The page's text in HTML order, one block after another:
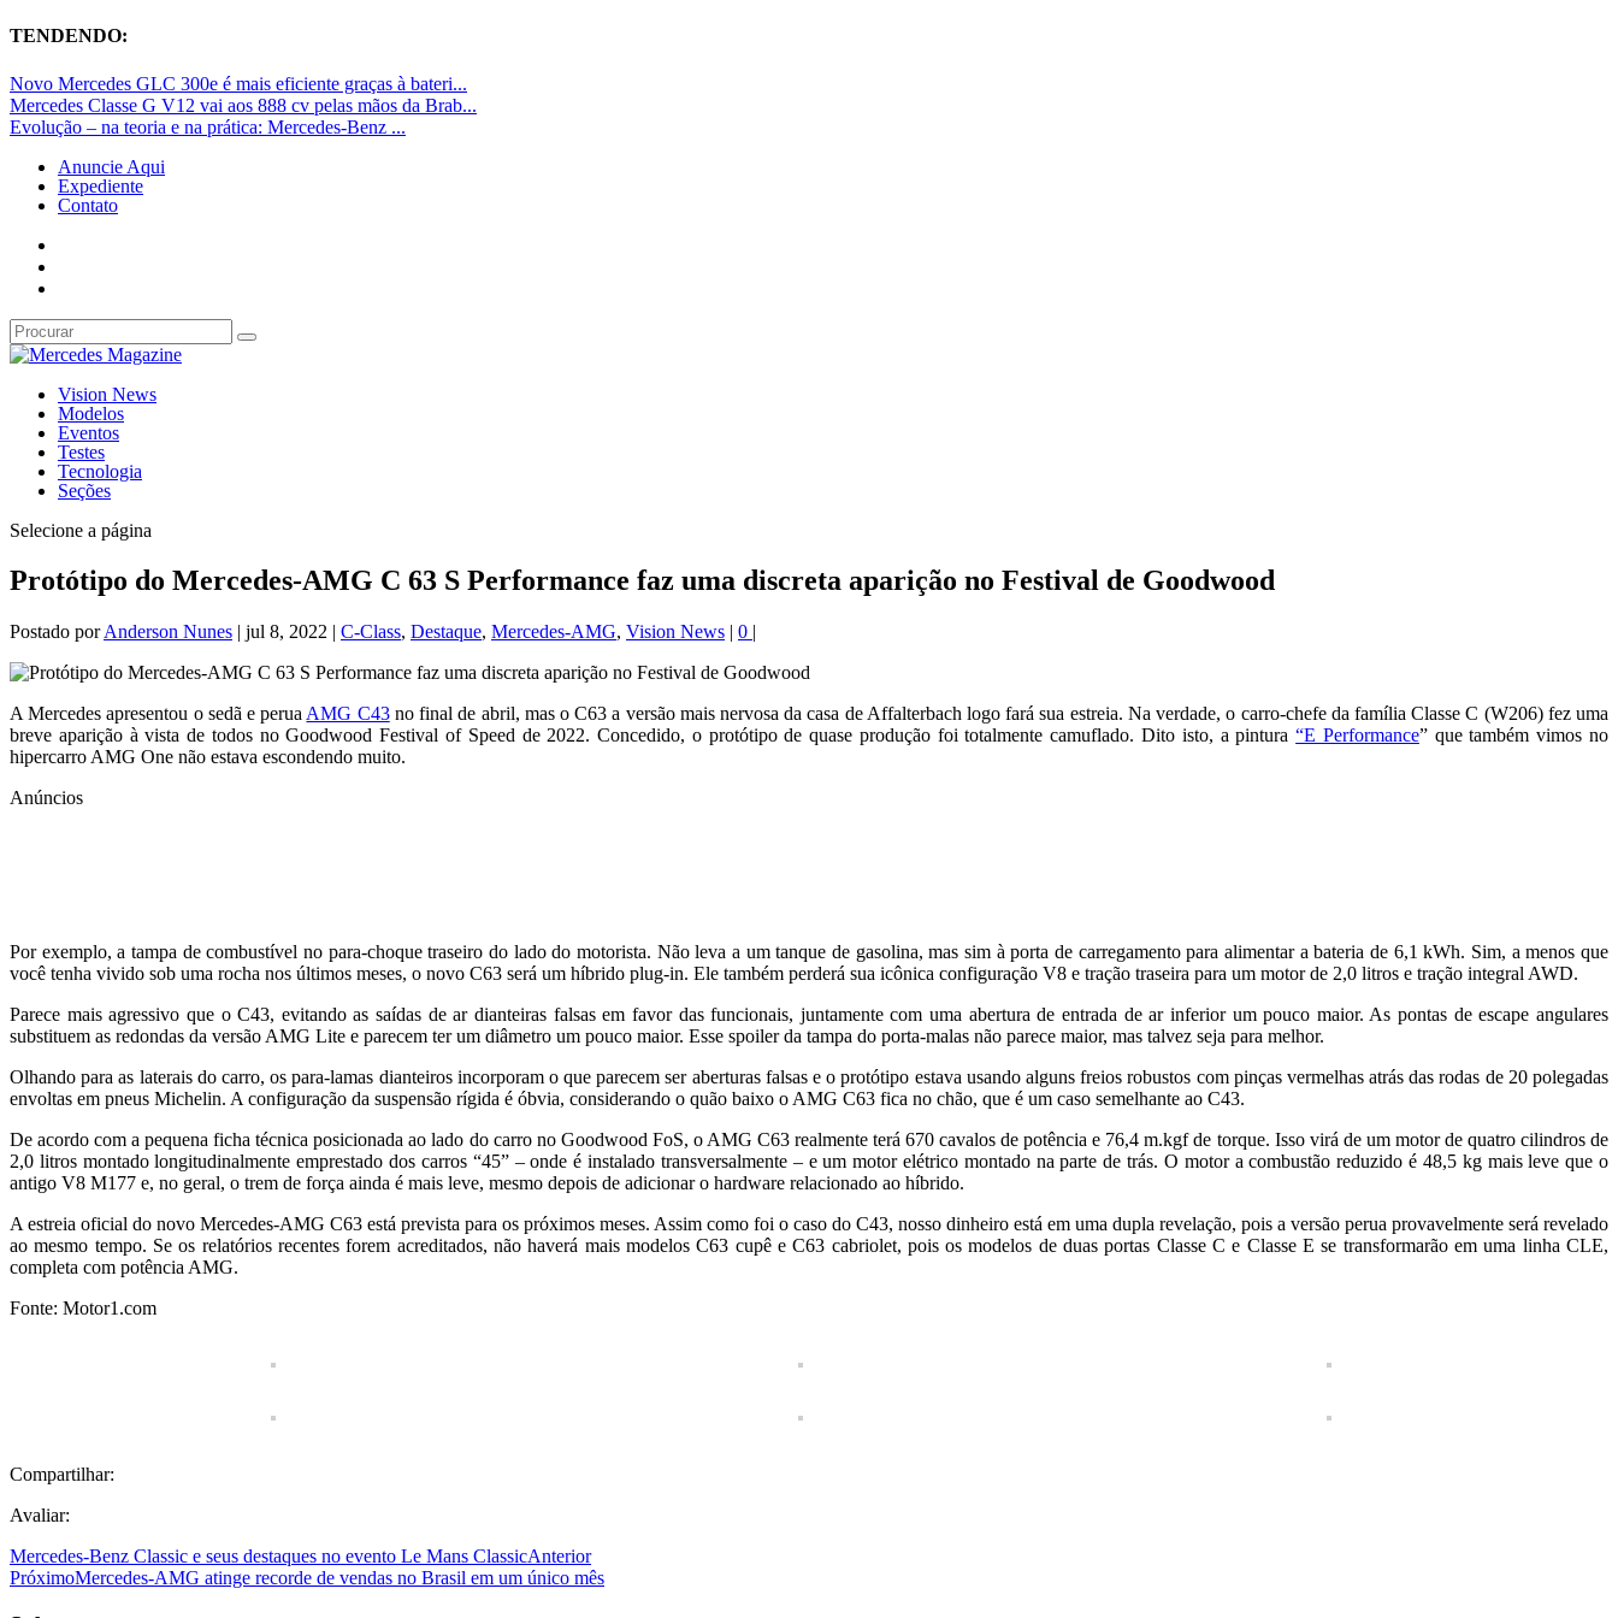
TENDENDO:
Novo Mercedes GLC 300e é mais eficiente graças à bateri...
Mercedes Classe G V12 vai aos 888 cv pelas mãos da Brab...
Evolução – na teoria e na prática: Mercedes-Benz ...
Anuncie Aqui
Expediente
Contato
Vision News
Modelos
Eventos
Testes
Tecnologia
Seções
Selecione a página
Protótipo do Mercedes-AMG C 63 S Performance faz uma discreta aparição no Festival de Goodwood
Postado porAnderson Nunes | jul 8, 2022 | C-Class, Destaque, Mercedes-AMG, Vision News | 0 |
A Mercedes apresentou o sedã e perua AMG C43no final de abril, mas o C63 a versão mais nervosa da casa de Affalterbach logo fará sua estreia. Na verdade, o carro-chefe da família Classe C (W206) fez uma
breve aparição à vista de todos no Goodwood Festival of Speed ​​de 2022. Concedido, o protótipo de quase produção foi totalmente camuflado. Dito isto, a pintura“E Performance” que também vimos no
hipercarro AMG One não estava escondendo muito.
Anúncios
Por exemplo, a tampa de combustível no para-choque traseiro do lado do motorista. Não leva a um tanque de gasolina, mas sim à porta de carregamento para alimentar a bateria de 6,1 kWh. Sim, a menos que
você tenha vivido sob uma rocha nos últimos meses, o novo C63 será um híbrido plug-in. Ele também perderá sua icônica configuração V8 e tração traseira para um motor de 2,0 litros e tração integral AWD.
Parece mais agressivo que o C43, evitando as saídas de ar dianteiras falsas em favor das funcionais, juntamente com uma abertura de entrada de ar inferior um pouco maior. As pontas de escape angulares
substituem as redondas da versão AMG Lite e parecem ter um diâmetro um pouco maior. Esse spoiler da tampa do porta-malas não parece maior, mas talvez seja para melhor.
Olhando para as laterais do carro, os para-lamas dianteiros incorporam o que parecem ser aberturas falsas e o protótipo estava usando alguns freios robustos com pinças vermelhas atrás das rodas de 20 polegadas
envoltas em pneus Michelin. A configuração da suspensão rígida é óbvia, considerando o quão baixo o AMG C63 fica no chão, que é um caso semelhante ao C43.
De acordo com a pequena ficha técnica posicionada ao lado do carro no Goodwood FoS, o AMG C63 realmente terá 670 cavalos de potência e 76,4 m.kgf de torque. Isso virá de um motor de quatro cilindros de
2,0 litros montado longitudinalmente emprestado dos carros “45” – onde é instalado transversalmente – e um motor elétrico montado na parte de trás. O motor a combustão reduzido é 48,5 kg mais leve que o
antigo V8 M177 e, no geral, o trem de força ainda é mais leve, mesmo depois de adicionar o hardware relacionado ao híbrido.
A estreia oficial do novo Mercedes-AMG C63 está prevista para os próximos meses. Assim como foi o caso do C43, nosso dinheiro está em uma dupla revelação, pois a versão perua provavelmente será revelado
ao mesmo tempo. Se os relatórios recentes forem acreditados, não haverá mais modelos C63 cupê e C63 cabriolet, pois os modelos de duas portas Classe C e Classe E se transformarão em uma linha CLE,
completa com potência AMG.
Fonte: Motor1.com
Compartilhar:
Avaliar:
Mercedes-Benz Classic e seus destaques no evento Le Mans ClassicAnterior
PróximoMercedes-AMG atinge recorde de vendas no Brasil em um único mês